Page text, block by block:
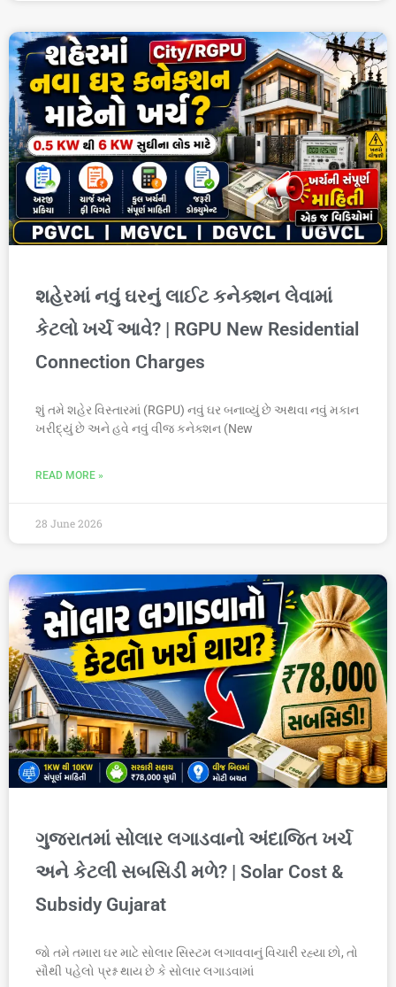
શહેરમાં નવું ઘરનું લાઈટ કનેક્શન લેવામાં
કેટલો ખર્ચ આવે? | RGPU New Residential
Connection Charges
શું તમે શહેર વિસ્તારમાં (RGPU) નવું ઘર બનાવ્યું છે અથવા નવું મકાન
ખરીદ્યું છે અને હવે નવું વીજ કનેક્શન (New
READ MORE »
28 June 2026
ગુજરાતમાં સોલાર લગાડવાનો અંદાજિત ખર્ચ
અને કેટલી સબસિડી મળે? | Solar Cost &
Subsidy Gujarat
જો તમે તમારા ઘર માટે સોલાર સિસ્ટમ લગાવવાનું વિચારી રહ્યા છો, તો
સૌથી પહેલો પ્રશ્ન થાય છે કે સોલાર લગાડવામાં